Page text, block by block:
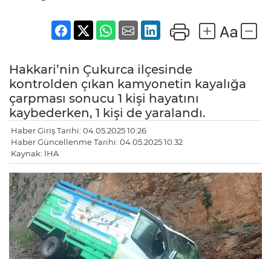
Hakkari’nin Çukurca ilçesinde
kontrolden çıkan kamyonetin kayalığa
çarpması sonucu 1 kişi hayatını
kaybederken, 1 kişi de yaralandı.
Haber Giriş Tarihi: 04.05.2025 10:26
Haber Güncellenme Tarihi: 04.05.2025 10:32
Kaynak: İHA